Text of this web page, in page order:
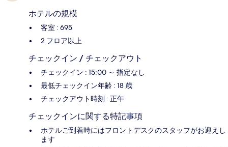
ホテルの規模
客室 : 695
2 フロア以上
チェックイン / チェックアウト
チェックイン : 15:00 ～ 指定なし
最低チェックイン年齢 : 18 歳
チェックアウト時刻 : 正午
チェックインに関する特記事項
ホテルご到着時にはフロントデスクのスタッフがお迎えし
ます